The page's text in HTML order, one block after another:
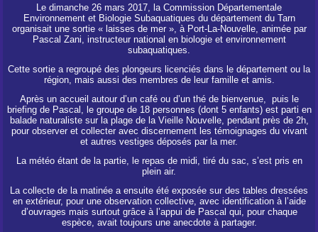
Le dimanche 26 mars 2017, la Commission Départementale
Environnement et Biologie Subaquatiques du département du Tarn
organisait une sortie « laisses de mer », à Port-La-Nouvelle, animée par
Pascal Zani, instructeur national en biologie et environnement
subaquatiques.
Cette sortie a regroupé des plongeurs licenciés dans le département ou la
région, mais aussi des membres de leur famille et amis.
Après un accueil autour d’un café ou d’un thé de bienvenue, puis le
briefing de Pascal, le groupe de 18 personnes (dont 5 enfants) est parti en
balade naturaliste sur la plage de la Vieille Nouvelle, pendant près de 2h,
pour observer et collecter avec discernement les témoignages du vivant
et autres vestiges déposés par la mer.
La météo étant de la partie, le repas de midi, tiré du sac, s’est pris en
plein air.
La collecte de la matinée a ensuite été exposée sur des tables dressées
en extérieur, pour une observation collective, avec identification à l’aide
d’ouvrages mais surtout grâce à l’appui de Pascal qui, pour chaque
espèce, avait toujours une anecdote à partager.